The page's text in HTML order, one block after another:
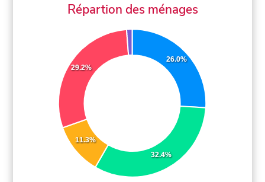
Répartion des ménages
26.0%
32.4%
11.3%
29.2%